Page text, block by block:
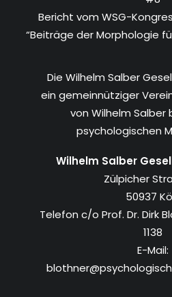
Bericht vom WSG-
“Beiträge der Morphologie
Die Wilhelm Salber
ein gemeinnütziger
von Wilhelm
psychologischen
Wilhelm Salber
Zülpicher
50937
Telefon c/o Prof. Dr. Dirk
1138
E-Mail: